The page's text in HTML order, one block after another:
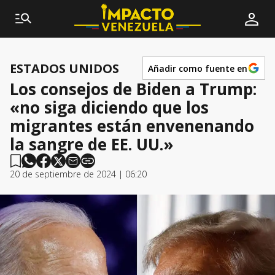
ESTADOS UNIDOS Añadir como fuente en
Los consejos de Biden a Trump:
«no siga diciendo que los
migrantes están envenenando
la sangre de EE. UU.»
20 de septiembre de 2024 | 06:20